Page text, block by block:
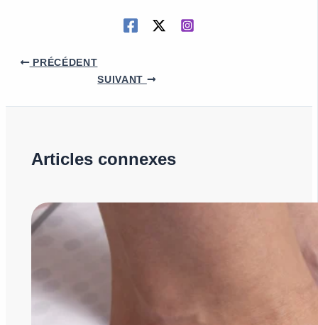
PRÉCÉDENT
SUIVANT
Articles connexes